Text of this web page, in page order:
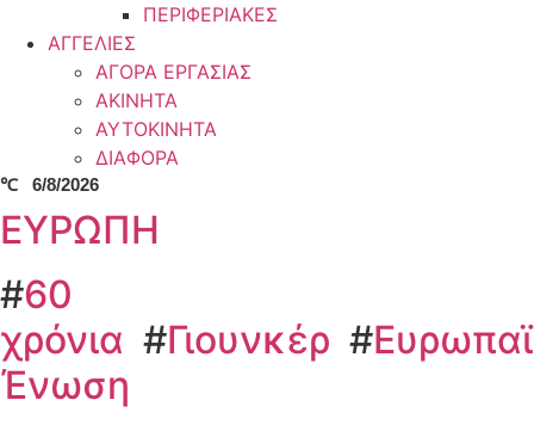
ΠΕΡΙΦΕΡΙΑΚΕΣ
ΑΓΓΕΛΙΕΣ
ΑΓΟΡΑ ΕΡΓΑΣΙΑΣ
ΑΚΙΝΗΤΑ
ΑΥΤΟΚΙΝΗΤΑ
ΔΙΑΦΟΡΑ
℃ 6/8/2026
ΕΥΡΩΠΗ
#60
χρόνια #Γιουνκέρ #
Ένωση